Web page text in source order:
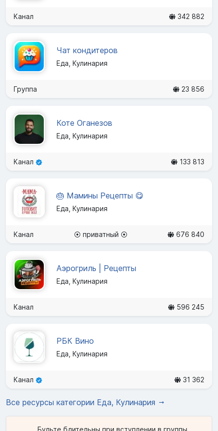
Канал 342 882
Чат кондитеров
Еда, Кулинария
Группа 23 856
Коте Оганезов
Еда, Кулинария
Канал 133 813
🎂 Мамины Рецепты 😋
Еда, Кулинария
Канал ⦿ приватный ⦿ 676 840
Аэрогриль | Рецепты
Еда, Кулинария
Канал 596 245
РБК Вино
Еда, Кулинария
Канал 31 362
Все ресурсы категории Еда, Кулинария
Будьте бдительны при вступлении в группы,